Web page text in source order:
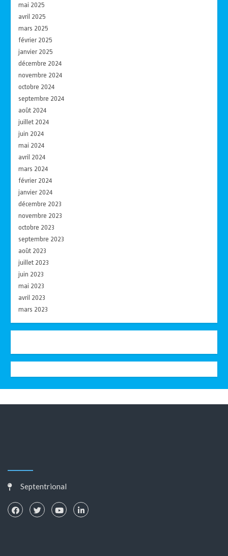
mai 2025
avril 2025
mars 2025
février 2025
janvier 2025
décembre 2024
novembre 2024
octobre 2024
septembre 2024
août 2024
juillet 2024
juin 2024
mai 2024
avril 2024
mars 2024
février 2024
janvier 2024
décembre 2023
novembre 2023
octobre 2023
septembre 2023
août 2023
juillet 2023
juin 2023
mai 2023
avril 2023
mars 2023
Septentrional